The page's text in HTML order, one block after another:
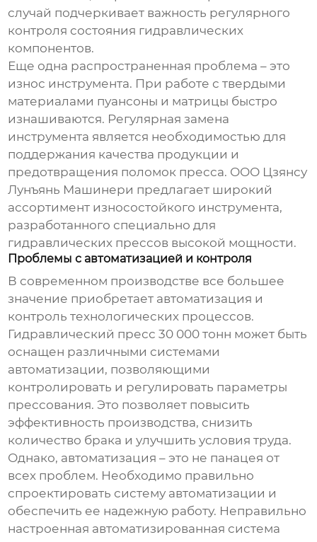
случай подчеркивает важность регулярного
контроля состояния гидравлических
компонентов.
Еще одна распространенная проблема – это
износ инструмента. При работе с твердыми
материалами пуансоны и матрицы быстро
изнашиваются. Регулярная замена
инструмента является необходимостью для
поддержания качества продукции и
предотвращения поломок пресса. ООО Цзянсу
Лунъянь Машинери предлагает широкий
ассортимент износостойкого инструмента,
разработанного специально для
гидравлических прессов высокой мощности.
Проблемы с автоматизацией и контроля
В современном производстве все большее
значение приобретает автоматизация и
контроль технологических процессов.
Гидравлический пресс 30 000 тонн может быть
оснащен различными системами
автоматизации, позволяющими
контролировать и регулировать параметры
прессования. Это позволяет повысить
эффективность производства, снизить
количество брака и улучшить условия труда.
Однако, автоматизация – это не панацея от
всех проблем. Необходимо правильно
спроектировать систему автоматизации и
обеспечить ее надежную работу. Неправильно
настроенная автоматизированная система